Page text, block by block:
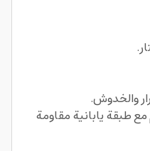
والخدوش.
طبقة يابانية مقاومة